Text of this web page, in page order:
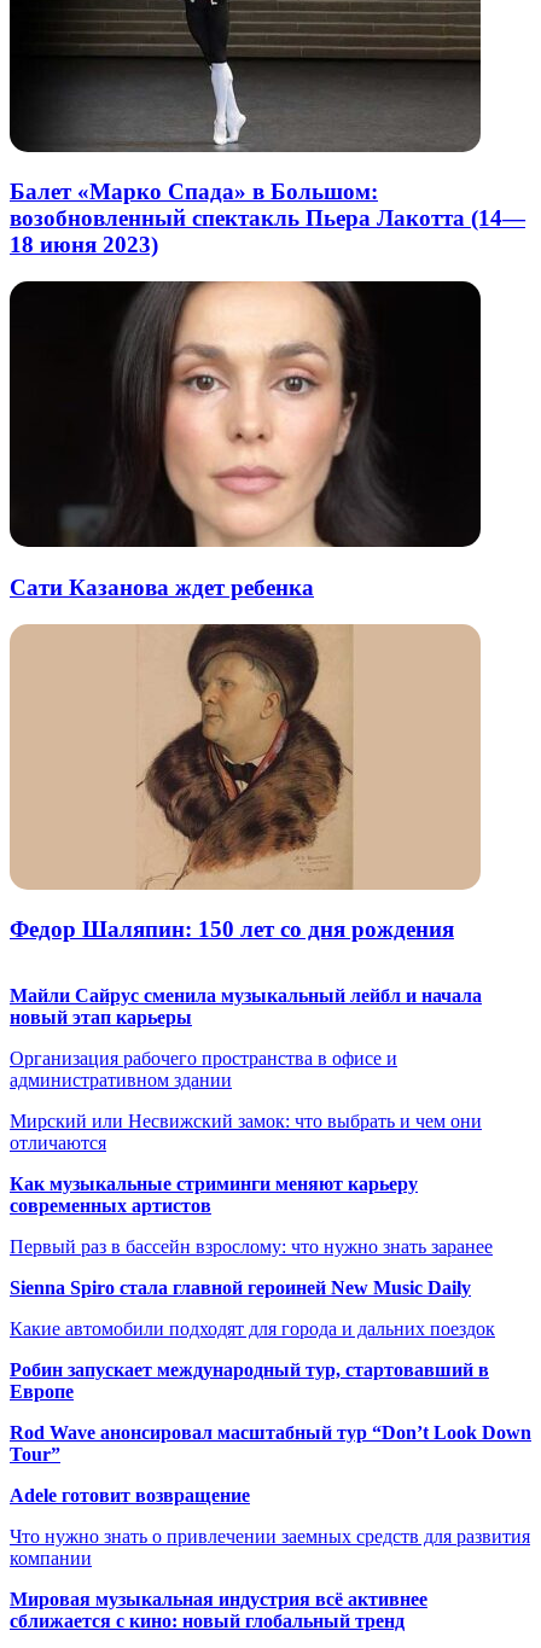
Балет «Марко Спада» в Большом:
возобновленный спектакль Пьера Лакотта (14—
18 июня 2023)
Сати Казанова ждет ребенка
Федор Шаляпин: 150 лет со дня рождения
Майли Сайрус сменила музыкальный лейбл и начала
новый этап карьеры
Организация рабочего пространства в офисе и
административном здании
Мирский или Несвижский замок: что выбрать и чем они
отличаются
Как музыкальные стриминги меняют карьеру
современных артистов
Первый раз в бассейн взрослому: что нужно знать заранее
Sienna Spiro стала главной героиней New Music Daily
Какие автомобили подходят для города и дальних поездок
Робин запускает международный тур, стартовавший в
Европе
Rod Wave анонсировал масштабный тур “Don’t Look Down
Tour”
Adele готовит возвращение
Что нужно знать о привлечении заемных средств для развития
компании
Мировая музыкальная индустрия всё активнее
сближается с кино: новый глобальный тренд